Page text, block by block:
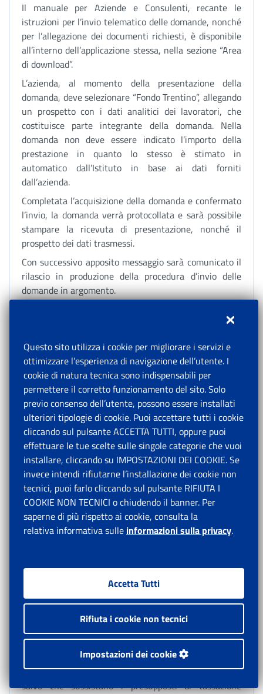
Il manuale per Aziende e Consulenti, recante le
istruzioni per l’invio telematico delle domande, nonché
per l’allegazione dei documenti richiesti, è disponibile
all’interno dell’applicazione stessa, nella sezione “Area
di download”.
L’azienda, al momento della presentazione della
domanda, deve selezionare “Fondo Trentino”, allegando
un prospetto con i dati analitici dei lavoratori, che
costituisce parte integrante della domanda. Nella
domanda non deve essere indicato l’importo della
prestazione in quanto lo stesso è stimato in
automatico dall’Istituto in base ai dati forniti
dall’azienda.
Completata l’acquisizione della domanda e confermato
l’invio, la domanda verrà protocollata e sarà possibile
stampare la ricevuta di presentazione, nonché il
prospetto dei dati trasmessi.
Con successivo apposito messaggio sarà comunicato il
rilascio in produzione della procedura d’invio delle
domande in argomento.
procederà al pagamento del trattamento integrativo
4.2.5 Disciplina della prestazione: requisiti,
compatibilità e cumulo
Presupposto per accedere alla prestazione integrativa
di durata è che permanga lo stato di disoccupazione al
termine del periodo di fruizione della prestazione
ordinaria. Pertanto, non potranno accedere alla
prestazione in argomento quei lavoratori che siano
decaduti anticipatamente dalla fruizione della NASpI,
nonché quelli che abbiano ottenuto la corresponsione
anticipata dell’indennità di NASpI a titolo di incentivo
all’autoimprenditorialità.
Alla prestazione integrativa si applica la medesima
disciplina prevista per la prestazione ordinaria che
attività di lavoro autonomo e subordinato, nonché al
regime della sospensione e della decadenza.
4.2.6 Regime fiscale
La prestazione integrativa, sostitutiva di retribuzione,
costituisce reddito di lavoro dipendente ai sensi degli
articoli 6 e 49 del D.P.R. 22 dicembre 1986, n. 917
(TUIR). La modalità di tassazione è quella ordinaria,
salvo che sussistano i presupposti di tassazione
Questo sito utilizza i cookie per migliorare i servizi e
ottimizzare l’esperienza di navigazione dell’utente. I
cookie di natura tecnica sono indispensabili per
permettere il corretto funzionamento del sito. Solo
previo consenso dell’utente, possono essere installati
ulteriori tipologie di cookie. Puoi accettare tutti i cookie
cliccando sul pulsante ACCETTA TUTTI, oppure puoi
effettuare le tue scelte sulle singole categorie che vuoi
installare, cliccando su IMPOSTAZIONI DEI COOKIE. Se
invece intendi rifiutarne l’installazione dei cookie non
tecnici, puoi farlo cliccando sul pulsante RIFIUTA I
COOKIE NON TECNICI o chiudendo il banner. Per
saperne di più rispetto ai cookie, consulta la
relativa informativa sulle informazioni sulla privacy.
Accetta Tutti
Rifiuta i cookie non tecnici
Impostazioni dei cookie